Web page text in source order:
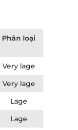
Phân loại
Very lage
Very lage
Lage
Lage